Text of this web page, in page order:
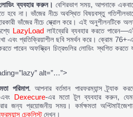
ব্যবহারকরুন। বেশিরভাগ সময়, আপনাকে
না। ভাঁজের নীচে অবস্থিত বিষয়বস্তু
ভাঁজের নীচে স্ক্রোল করে। এই অনুশীলনটিকে
LazyLoadলাইব্রেরি ব্যবহার করতে
এবং প্রতিক্রিয়াশীল ছবি সমর্থন করে। ক্রোম 76+-
করতে পারেন অফস্ক্রিন চিত্রগুলির লোডিং স্থগিত করতে
alt=”…”>
পরিমাপ. আপনার বর্তমান পারফরম্যান্স ট্র্যাক
Dexecure-এর মতো টুল ব্যবহার করুন,
জন্য প্রয়োজনীয় সময়। কর্মক্ষমতা
চেকলিস্টদেখুন।